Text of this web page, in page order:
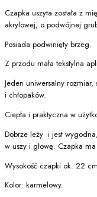
Czapka uszyta została z
akrylowej, o podwójnej
Posiada podwinięty brzeg.
Z przodu mała tekstylna
Jeden uniwersalny
i chłopaków.
Ciepła i praktyczna w
Dobrze leży i jest
w uszy i głowę. Czapka
Wysokość czapki ok. 22 cm
Kolor: karmelowy.